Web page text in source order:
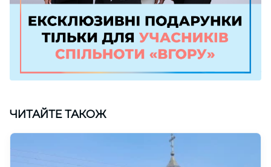
ЧИТАЙТЕ ТАКОЖ